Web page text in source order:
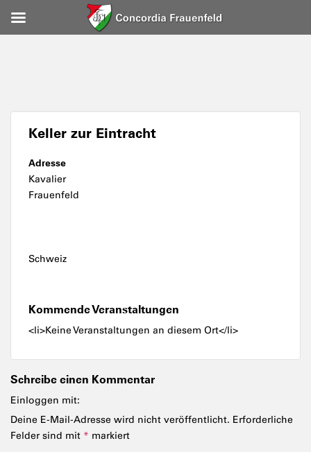
Keller zur Eintracht
Adresse
Kavalier
Frauenfeld
Schweiz
Kommende Veranstaltungen
<li>Keine Veranstaltungen an diesem Ort</li>
Schreibe einen Kommentar
Einloggen mit:
Deine E-Mail-Adresse wird nicht veröffentlicht. Erforderliche
Felder sind mit * markiert